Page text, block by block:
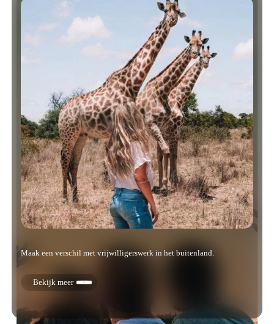
Maak een verschil met vrijwilligerswerk in het buitenland.
Bekijk meer